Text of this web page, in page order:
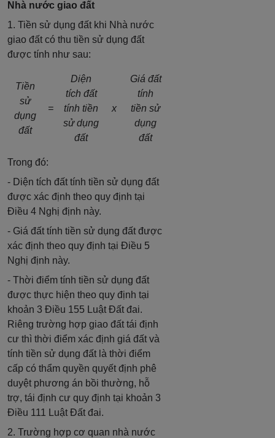
Nhà nước giao đất
1. Tiền sử dụng đất khi Nhà nước
giao đất có thu tiền sử dụng đất
được tính như sau:
Tiền
sử
dụng
đất
=
Diện
tích đất
tính tiền
sử dụng
đất
x
Giá đất
tính
tiền sử
dụng
đất
Trong đó:
- Diện tích đất tính tiền sử dụng đất
được xác định theo quy định tại
Điều 4 Nghị định này.
- Giá đất tính tiền sử dụng đất được
xác định theo quy định tại Điều 5
Nghị định này.
- Thời điểm tính tiền sử dụng đất
được thực hiện theo quy định tại
khoản 3 Điều 155 Luật Đất đai.
Riêng trường hợp giao đất tái định
cư thì thời điểm xác định giá đất và
tính tiền sử dụng đất là thời điểm
cấp có thẩm quyền quyết định phê
duyệt phương án bồi thường, hỗ
trợ, tái định cư quy định tại khoản 3
Điều 111 Luật Đất đai.
2. Trường hợp cơ quan nhà nước